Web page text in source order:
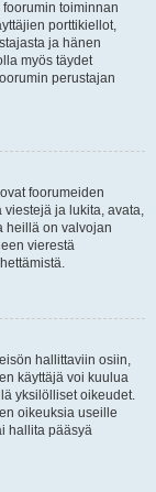
toiminnan
porttikiellot,
ja hänen
myös täydet
perustajan
foorumeiden
ja lukita, avata,
heillä on valvojan
vierestä
hallittaviin osiin,
käyttäjä voi kuulua
yksilölliset oikeudet.
oikeuksia useille
hallita pääsyä